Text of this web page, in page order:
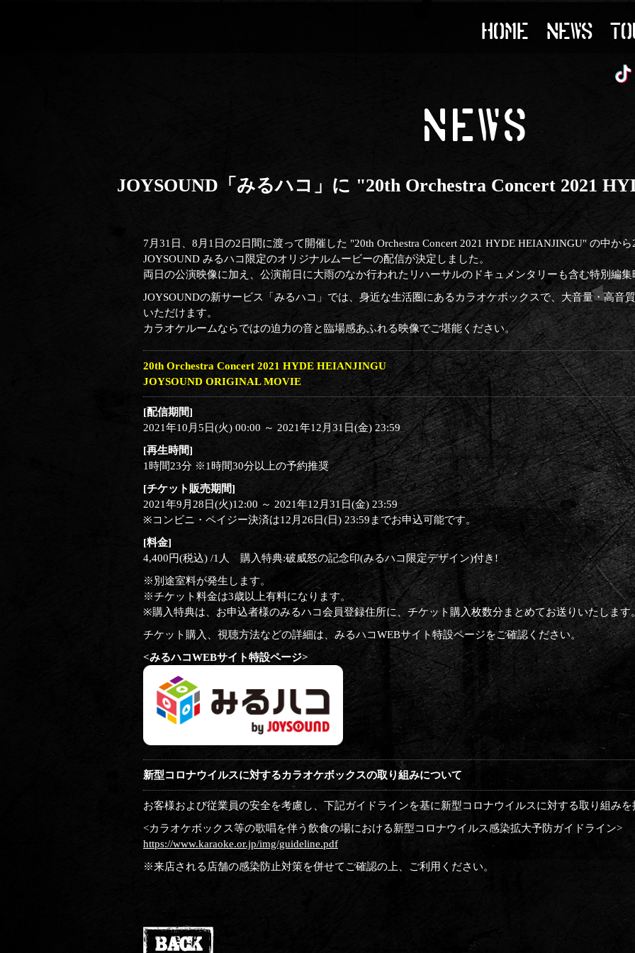
HOME NEWS
NEWS
JOYSOUND「みるハコ」に "20th Orchestra Concert 2021
7月31日、8月1日の2日間に渡って開催した "20th Orchestra Concert 2021 HYDE HEIANJINGU" の中か
JOYSOUND みるハコ限定のオリジナルムービーの配信が決定しました。
両日の公演映像に加え、公演前日に大雨のなか行われたリハーサルのドキュメンタリーも含む特別編
JOYSOUNDの新サービス「みるハコ」では、身近な生活圏にあるカラオケボックスで、大音量・高音
いただけます。
カラオケルームならではの迫力の音と臨場感あふれる映像でご堪能ください。
20th Orchestra Concert 2021 HYDE HEIANJINGU
JOYSOUND ORIGINAL MOVIE
[配信期間]
2021年10月5日(火) 00:00 ～ 2021年12月31日(金) 23:59
[再生時間]
1時間23分 ※1時間30分以上の予約推奨
[チケット販売期間]
2021年9月28日(火)12:00 ～ 2021年12月31日(金) 23:59
※コンビニ・ペイジー決済は12月26日(日) 23:59までお申込可能です。
[料金]
4,400円(税込) /1人 購入特典:破威怒の記念印(みるハコ限定デザイン)付き!
※別途室料が発生します。
※チケット料金は3歳以上有料になります。
※購入特典は、お申込者様のみるハコ会員登録住所に、チケット購入枚数分まとめてお送りいたします
チケット購入、視聴方法などの詳細は、みるハコWEBサイト特設ページをご確認ください。
<みるハコWEBサイト特設ページ>
新型コロナウイルスに対するカラオケボックスの取り組みについて
お客様および従業員の安全を考慮し、下記ガイドラインを基に新型コロナウイルスに対する取り組み
<カラオケボックス等の歌唱を伴う飲食の場における新型コロナウイルス感染拡大予防ガイドライン>
https://www.karaoke.or.jp/img/guideline.pdf
※来店される店舗の感染防止対策を併せてご確認の上、ご利用ください。